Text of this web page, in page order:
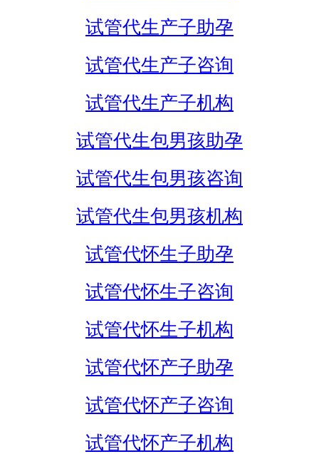
试管代生产子助孕
试管代生产子咨询
试管代生产子机构
试管代生包男孩助孕
试管代生包男孩咨询
试管代生包男孩机构
试管代怀生子助孕
试管代怀生子咨询
试管代怀生子机构
试管代怀产子助孕
试管代怀产子咨询
试管代怀产子机构